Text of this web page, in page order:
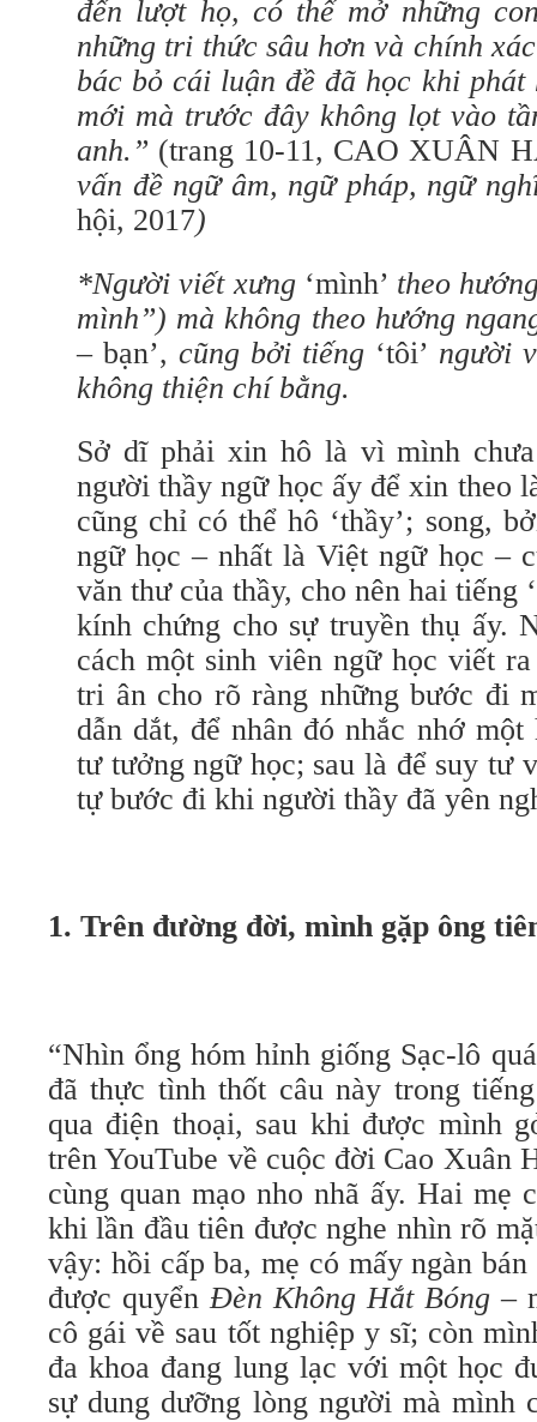
đến lượt họ, có thể mở những
những tri thức sâu hơn và chính
bác bỏ cái luận đề đã học khi
mới mà trước đây không lọt vào
anh.” (trang 10-11, CAO XUÂN
vấn đề ngữ âm, ngữ pháp, ngữ
hội, 2017)
*Người viết xưng ‘mình’ theo
mình”) mà không theo hướng
– bạn’,cũng bởi tiếng ‘tôi’ người
không thiện chí bằng.
Sở dĩ phải xin hô là vì mình
người thầy ngữ học ấy để xin theo
cũng chỉ có thể hô ‘thầy’; song,
ngữ học – nhất là Việt ngữ học –
văn thư của thầy, cho nên hai tiếng
kính chứng cho sự truyền thụ ấy.
cách một sinh viên ngữ học viết
tri ân cho rõ ràng những bước đi
dẫn dắt, để nhân đó nhắc nhớ
tư tưởng ngữ học; sau là để suy tư
tự bước đi khi người thầy đã yên
1. Trên đường đời, mình gặp ông
“Nhìn ổng hóm hỉnh giống Sạc-lô
đã thực tình thốt câu này trong
qua điện thoại, sau khi được mình
trên YouTube về cuộc đời Cao Xuân
cùng quan mạo nho nhã ấy. Hai mẹ
khi lần đầu tiên được nghe nhìn rõ
vậy: hồi cấp ba, mẹ có mấy ngàn
được quyểnĐèn Không Hắt Bóng–
cô gái về sau tốt nghiệp y sĩ; còn
đa khoa đang lung lạc với một học
sự dung dưỡng lòng người mà mình